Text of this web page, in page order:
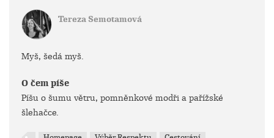
Tereza Semotamová
Myš, šedá myš.
O čem píše
Píšu o šumu větru, pomněnkové modři a pařížské
šlehačce.